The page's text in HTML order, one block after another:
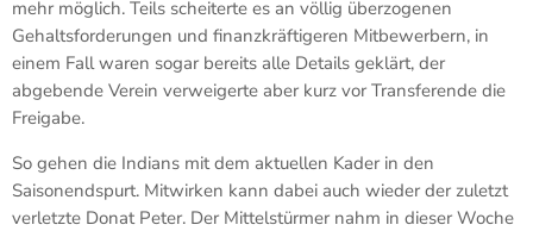
mehr möglich. Teils scheiterte es an völlig überzogenen
Gehaltsforderungen und finanzkräftigeren Mitbewerbern, in
einem Fall waren sogar bereits alle Details geklärt, der
abgebende Verein verweigerte aber kurz vor Transferende die
Freigabe.
So gehen die Indians mit dem aktuellen Kader in den
Saisonendspurt. Mitwirken kann dabei auch wieder der zuletzt
verletzte Donat Peter. Der Mittelstürmer nahm in dieser Woche